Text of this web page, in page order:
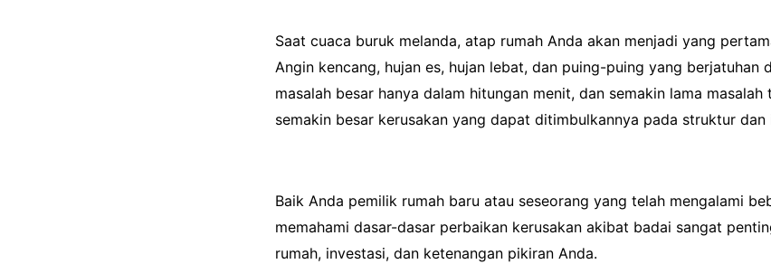
Saat cuaca buruk melanda, atap rumah Anda akan menjadi yang
Angin kencang, hujan es, hujan lebat, dan puing-puing yang berjatuhan
masalah besar hanya dalam hitungan menit, dan semakin lama
semakin besar kerusakan yang dapat ditimbulkannya pada struktur dan
Baik Anda pemilik rumah baru atau seseorang yang telah mengalami
memahami dasar-dasar perbaikan kerusakan akibat badai sangat
rumah, investasi, dan ketenangan pikiran Anda.